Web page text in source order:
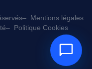
Mentions légales
Politique Cookies